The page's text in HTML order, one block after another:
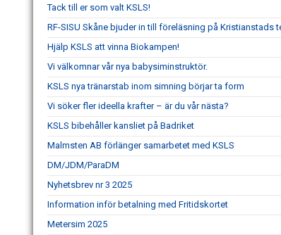
Tack till er som valt KSLS!
RF-SISU Skåne bjuder in till föreläsning på Kristianstads
Hjälp KSLS att vinna Biokampen!
Vi välkomnar vår nya babysiminstruktör.
KSLS nya tränarstab inom simning börjar ta form
Vi söker fler ideella krafter – är du vår nästa?
KSLS bibehåller kansliet på Badriket
Malmsten AB förlänger samarbetet med KSLS
DM/JDM/ParaDM
Nyhetsbrev nr 3 2025
Information inför betalning med Fritidskortet
Metersim 2025